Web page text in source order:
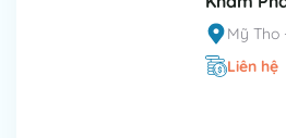
Mỹ Tho
Liên hệ